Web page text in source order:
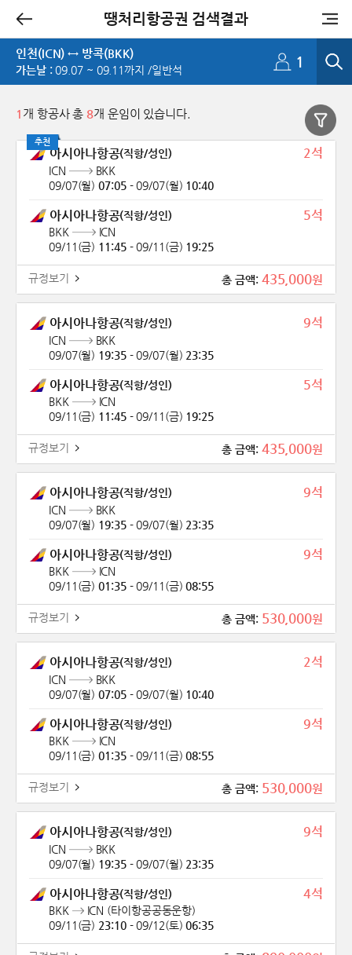
땡처리항공권 검색결과
인천(ICN) ↔ 방콕(BKK)
가는날 :09.07 ~ 09.11까지 /일반석 1
1 개 항공사 총 8개 운임이 있습니다.
추천
추천
아시아나항공(직항/성인) 2석
ICN
BKK
09/07(월) 07:05 - 09/07(월) 10:40
아시아나항공(직항/성인) 5석
BKK
ICN
09/11(금) 11:45 - 09/11(금) 19:25
총 금액: 435,000원
규정보기
아시아나항공(직항/성인) 9석
ICN
BKK
09/07(월) 19:35 - 09/07(월) 23:35
아시아나항공(직항/성인) 5석
BKK
ICN
09/11(금) 11:45 - 09/11(금) 19:25
총 금액: 435,000원
규정보기
아시아나항공(직항/성인) 9석
ICN
BKK
09/07(월) 19:35 - 09/07(월) 23:35
아시아나항공(직항/성인) 9석
BKK
ICN
09/11(금) 01:35 - 09/11(금) 08:55
총 금액: 530,000원
규정보기
아시아나항공(직항/성인) 2석
ICN
BKK
09/07(월) 07:05 - 09/07(월) 10:40
아시아나항공(직항/성인) 9석
BKK
ICN
09/11(금) 01:35 - 09/11(금) 08:55
총 금액: 530,000원
규정보기
아시아나항공(직항/성인) 9석
ICN
BKK
09/07(월) 19:35 - 09/07(월) 23:35
아시아나항공(직항/성인) 4석
BKK ICN (타이항공공동운항)
09/11(금) 23:10 - 09/12(토) 06:35